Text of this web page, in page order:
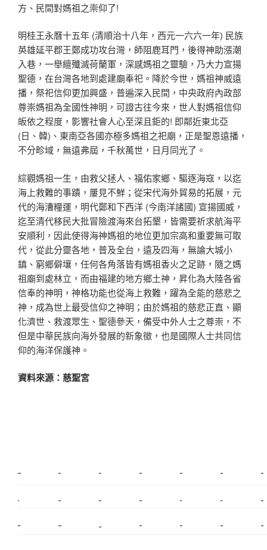
方、民間對媽祖之崇仰了!
明桂王永曆十五年 (清順治十八年，西元一六六一年) 民族
英雄延平郡王鄭成功攻台灣，師阻鹿耳門，後得神助漲潮
入巷，一舉繵殲滅荷蘭軍，深感媽祖之靈驗，乃大力宣揚
聖德，在台灣各地到處建廟奉祀。降於今世，媽祖神威遠
播，祭祀信仰更加興盛，普遍深入民間，中央政府內政部
尊崇媽祖為全國性神明，可證古往今來，世人對媽祖信仰
皈依之程度，影響社會人心至深且鉅的! 即鄰近東北亞
(日、韓)、東南亞各國亦極多媽祖之祀廟，正是聖恩遠播，
不分畛域，無遠弗屆，千秋萬世，日月同光了。
綜觀媽祖一生，由救父拯人、福佑家鄉、驅逐海寇，以迄
海上救難的事蹟，屢見不鮮；從宋代海外貿易的拓展，元
代的海漕糧運，明代鄭和下西洋 (今南洋諸國) 宣揚國威，
迄至清代移民大批冒險渡海來台拓墾，皆需要祈求航海平
安順利，因此使得海神媽祖的地位更加宗高和重要無可取
代，從此分靈各地，普及全台，遠及四海，無論大城小
鎮、窮鄉僻壤，任何各角落皆有媽祖香火之足跡，隨之媽
祖廟到處林立，而由福建的地方鄉土神，昇化為大陸各省
信奉的神明，神格功能也從海上救難，躍為全能的慈悲之
神，成為世上最受信仰之神明；由於媽祖的慈悲正直、顯
化濟世、救渡眾生、聖德參天，備受中外人士之尊崇，不
但是中華民族向海外發展的新象徵，也是國際人士共同信
仰的海洋保護神。
資料來源：慈聖宮